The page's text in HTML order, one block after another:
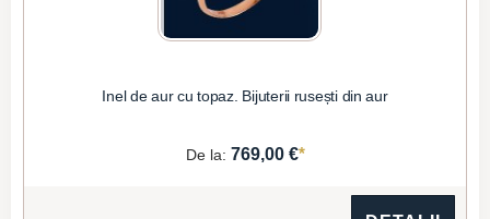
Inel de aur cu topaz. Bijuterii rusești din aur
De la: 769,00 €*